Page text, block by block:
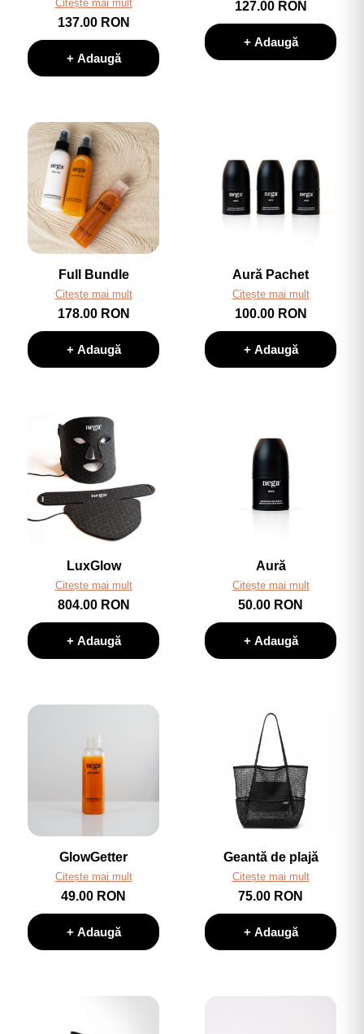
Citește mai mult
137.00 RON
+ Adaugă
127.00 RON
+ Adaugă
Full Bundle
Citește mai mult
178.00 RON
+ Adaugă
Aură Pachet
Citește mai mult
100.00 RON
+ Adaugă
LuxGlow
Citește mai mult
804.00 RON
+ Adaugă
Aură
Citește mai mult
50.00 RON
+ Adaugă
GlowGetter
Citește mai mult
49.00 RON
+ Adaugă
Geantă de plajă
Citește mai mult
75.00 RON
+ Adaugă